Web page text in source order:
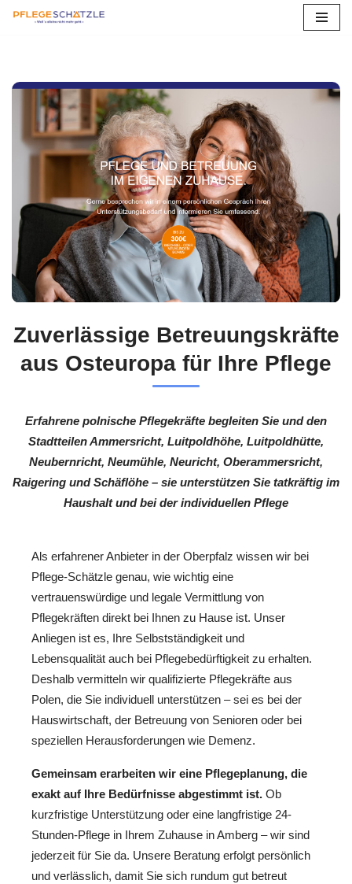
springen
Zuverlässige Betreuungskräfte
aus Osteuropa für Ihre Pflege
Erfahrene polnische Pflegekräfte begleiten Sie und den
Stadtteilen Ammersricht, Luitpoldhöhe, Luitpoldhütte,
Neubernricht, Neumühle, Neuricht, Oberammersricht,
Raigering und Schäflöhe – sie unterstützen Sie tatkräftig im
Haushalt und bei der individuellen Pflege
Als erfahrener Anbieter in der Oberpfalz wissen wir bei
Pflege-Schätzle genau, wie wichtig eine
vertrauenswürdige und legale Vermittlung von
Pflegekräften direkt bei Ihnen zu Hause ist. Unser
Anliegen ist es, Ihre Selbstständigkeit und
Lebensqualität auch bei Pflegebedürftigkeit zu erhalten.
Deshalb vermitteln wir qualifizierte Pflegekräfte aus
Polen, die Sie individuell unterstützen – sei es bei der
Hauswirtschaft, der Betreuung von Senioren oder bei
speziellen Herausforderungen wie Demenz.
Gemeinsam erarbeiten wir eine Pflegeplanung, die
exakt auf Ihre Bedürfnisse abgestimmt ist. Ob
kurzfristige Unterstützung oder eine langfristige 24-
Stunden-Pflege in Ihrem Zuhause in Amberg – wir sind
jederzeit für Sie da. Unsere Beratung erfolgt persönlich
und verlässlich, damit Sie sich rundum gut betreut